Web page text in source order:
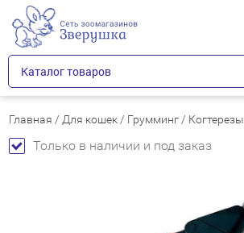
Каталог товаров
Главная / Для кошек / Грумминг / Когтерезы
Только в наличии и под заказ